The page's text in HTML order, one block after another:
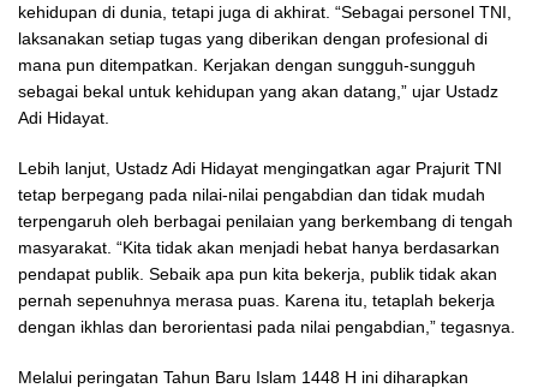
kehidupan di dunia, tetapi juga di akhirat. “Sebagai personel TNI,
laksanakan setiap tugas yang diberikan dengan profesional di
mana pun ditempatkan. Kerjakan dengan sungguh-sungguh
sebagai bekal untuk kehidupan yang akan datang,” ujar Ustadz
Adi Hidayat.
Lebih lanjut, Ustadz Adi Hidayat mengingatkan agar Prajurit TNI
tetap berpegang pada nilai-nilai pengabdian dan tidak mudah
terpengaruh oleh berbagai penilaian yang berkembang di tengah
masyarakat. “Kita tidak akan menjadi hebat hanya berdasarkan
pendapat publik. Sebaik apa pun kita bekerja, publik tidak akan
pernah sepenuhnya merasa puas. Karena itu, tetaplah bekerja
dengan ikhlas dan berorientasi pada nilai pengabdian,” tegasnya.
Melalui peringatan Tahun Baru Islam 1448 H ini diharapkan